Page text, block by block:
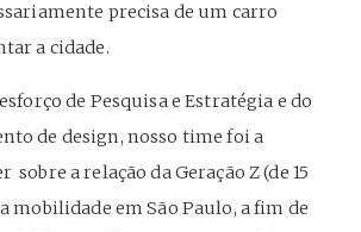
precisa de um carro
a cidade.
de Pesquisa e Estratégia e do
de design, nosso time foi a
sobre a relação da Geração Z (de 15
mobilidade em São Paulo, a fim de